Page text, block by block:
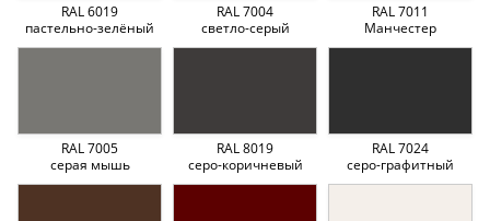
RAL 6019
пастельно-зелёный
RAL 7004
светло-серый
RAL 7011
Манчестер
RAL 7005
серая мышь
RAL 8019
серо-коричневый
RAL 7024
серо-графитный